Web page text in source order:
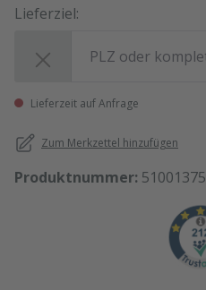
Lieferziel:
Lieferzeit auf Anfrage
Zum Merkzettel hinzufügen
Produktnummer: 51001375